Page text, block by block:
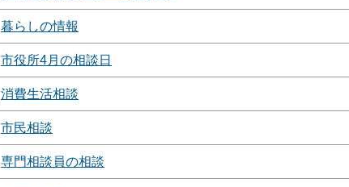
暮らしの情報
市役所4月の相談日
消費生活相談
市民相談
専門相談員の相談